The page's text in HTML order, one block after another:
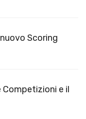
Scoring
e il